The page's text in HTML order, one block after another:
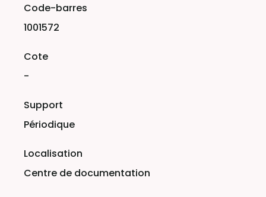
1001572
-
Périodique
Centre de documentation